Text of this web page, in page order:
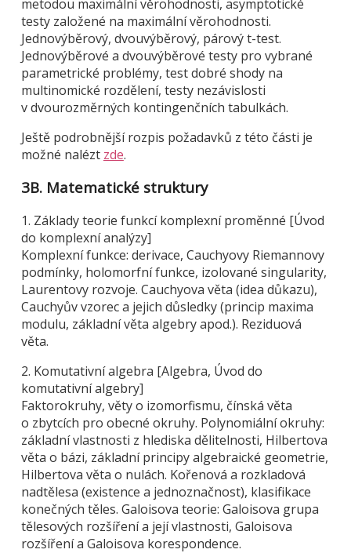
metodou maximální věrohodnosti, asymptotické
testy založené na maximální věrohodnosti.
Jednovýběrový, dvouvýběrový, párový t-test.
Jednovýběrové a dvouvýběrové testy pro vybrané
parametrické problémy, test dobré shody na
multinomické rozdělení, testy nezávislosti
v dvourozměrných kontingenčních tabulkách.
Ještě podrobnější rozpis požadavků z této části je
možné nalézt zde.
3B. Matematické struktury
1. Základy teorie funkcí komplexní proměnné [Úvod
do komplexní analýzy]
Komplexní funkce: derivace, Cauchyovy Riemannovy
podmínky, holomorfní funkce, izolované singularity,
Laurentovy rozvoje. Cauchyova věta (idea důkazu),
Cauchyův vzorec a jejich důsledky (princip maxima
modulu, základní věta algebry apod.). Reziduová
věta.
2. Komutativní algebra [Algebra, Úvod do
komutativní algebry]
Faktorokruhy, věty o izomorfismu, čínská věta
o zbytcích pro obecné okruhy. Polynomiální okruhy:
základní vlastnosti z hlediska dělitelnosti, Hilbertova
věta o bázi, základní principy algebraické geometrie,
Hilbertova věta o nulách. Kořenová a rozkladová
nadtělesa (existence a jednoznačnost), klasifikace
konečných těles. Galoisova teorie: Galoisova grupa
tělesových rozšíření a její vlastnosti, Galoisova
rozšíření a Galoisova korespondence.